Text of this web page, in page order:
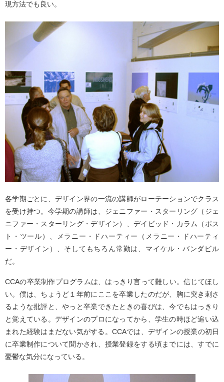
現方法でも良い。
各学期ごとに、デザイン界の一流の講師がローテーションでクラス
を受け持つ。今学期の講師は、ジェニファー・スターリング（ジェ
ニファー・スターリング・デザイン）、デイビッド・カラム（ポス
ト・ツール）、メラニー・ドハーティー（メラニー・ドハーティ
ー・デザイン）、そしてもちろん常勤は、マイケル・バンダビル
だ。
CCAの卒業制作プログラムは、はっきり言って難しい。信じてほし
い。僕は、ちょうど１年前にここを卒業したのだが、胸に突き刺さ
るような批評と、やっと卒業できたときの喜びは、今でもはっきり
と覚えている。デザインのプロになってから、学生の時ほど追い込
まれた経験はまだない気がする。CCAでは、デザインの授業の初日
に卒業制作について聞かされ、授業登録をする頃までには、すでに
憂鬱な気分になっている。